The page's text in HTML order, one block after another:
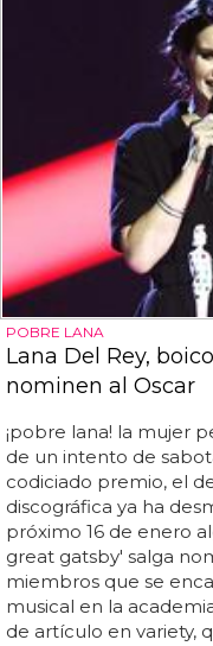
POBRE LANA
Lana Del Rey,
nominen al Oscar
¡pobre lana! la mujer
de un intento de
codiciado premio, el
discográfica ya ha
próximo 16 de enero
great gatsby' salga
miembros que se
musical en la
de artículo en variety,